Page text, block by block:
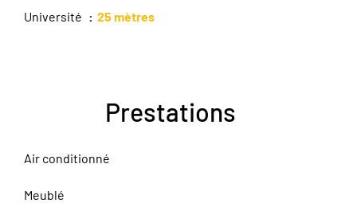
Université 25 mètres
Prestations
Air conditionné
Meublé